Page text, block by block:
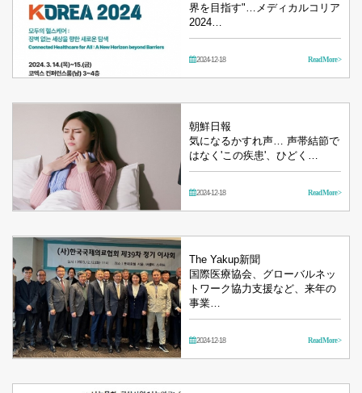
界を目指す"…メディカルコリア
2024…
2024-12-18 Read More >
朝鮮日報
気になるかすれ声… 声帯結節で
はなく'この疾患'、ひどく…
2024-12-18 Read More >
The Yakup新聞
国際医療協会、グローバルネッ
トワーク協力支援など、来年の
事業…
2024-12-18 Read More >